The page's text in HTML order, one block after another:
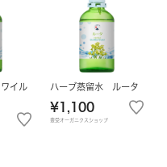
イル
ハーブ蒸留水 ルータ
¥1,100
豊受オーガニクスショップ